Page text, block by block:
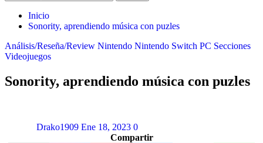
Inicio
Sonority, aprendiendo música con puzles
Análisis/Reseña/Review Nintendo Nintendo Switch PC Secciones
Videojuegos
Sonority, aprendiendo música con puzles
Drako1909 Ene 18, 2023 0
Compartir